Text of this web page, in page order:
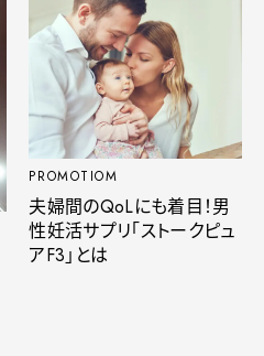
PROMOTIOM
夫婦間のQoLにも着目！男
性妊活サプリ「ストークピュ
アF3」とは